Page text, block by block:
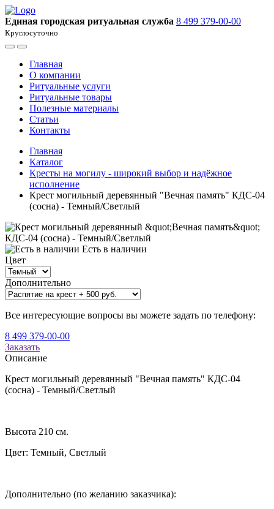
Единая городская ритуальная служба 8 499 379-00-00
Круглосуточно
Главная
О компании
Ритуальные услуги
Ритуальные товары
Полезные материалы
Статьи
Контакты
Главная
Каталог
Кресты на могилу - широкий выбор и надёжное
исполнение
Крест могильный деревянный "Вечная память" КДС-04
(сосна) - Темный/Светлый
Есть в наличии
Цвет
Дополнительно
Все интересующие вопросы вы можете задать по телефону:
8 499 379-00-00
Заказать
Описание
Крест могильный деревянный "Вечная память" КДС-04
(сосна) - Темный/Светлый
Высота 210 см.
Цвет: Темный, Светлый
Дополнительно (по желанию заказчика):